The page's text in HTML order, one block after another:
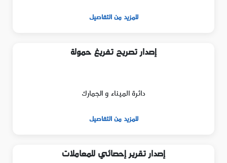
للمزيد من التفاصيل
إصدار تصريح تفريغ حمولة
دائرة الميناء و الجمارك
للمزيد من التفاصيل
إصدار تقرير إحصائي للمعاملات